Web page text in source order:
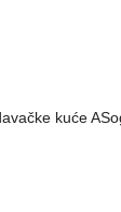
kuće